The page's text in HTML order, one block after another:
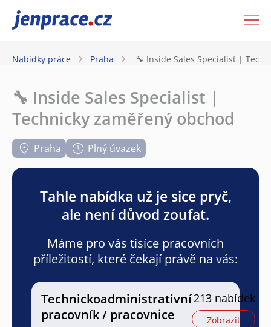
JenPráce.cz
Nabídky práce Praha 🔧 Inside Sales Specialist |
🔧 Inside Sales Specialist |
Technicky zaměřený obchod
Praha Plný úvazek
Tahle nabídka už je sice pryč,
ale není důvod zoufat.
Máme pro vás tisíce pracovních
příležitostí, které čekají právě na vás:
Technickoadministrativní
pracovník / pracovnice
213 nabídek
Zobrazit